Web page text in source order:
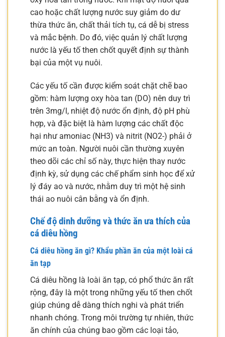
cao hoặc chất lượng nước suy giảm do dư
thừa thức ăn, chất thải tích tụ, cá dễ bị stress
và mắc bệnh. Do đó, việc quản lý chất lượng
nước là yếu tố then chốt quyết định sự thành
bại của một vụ nuôi.
Các yếu tố cần được kiểm soát chặt chẽ bao
gồm: hàm lượng oxy hòa tan (DO) nên duy trì
trên 3mg/l, nhiệt độ nước ổn định, độ pH phù
hợp, và đặc biệt là hàm lượng các chất độc
hại như amoniac (NH3) và nitrit (NO2-) phải ở
mức an toàn. Người nuôi cần thường xuyên
theo dõi các chỉ số này, thực hiện thay nước
định kỳ, sử dụng các chế phẩm sinh học để xử
lý đáy ao và nước, nhằm duy trì một hệ sinh
thái ao nuôi cân bằng và ổn định.
Chế độ dinh dưỡng và thức ăn ưa thích của
cá diêu hồng
Cá diêu hồng ăn gì? Khẩu phần ăn của một loài cá
ăn tạp
Cá diêu hồng là loài ăn tạp, có phổ thức ăn rất
rộng, đây là một trong những yếu tố then chốt
giúp chúng dễ dàng thích nghi và phát triển
nhanh chóng. Trong môi trường tự nhiên, thức
ăn chính của chúng bao gồm các loại tảo,